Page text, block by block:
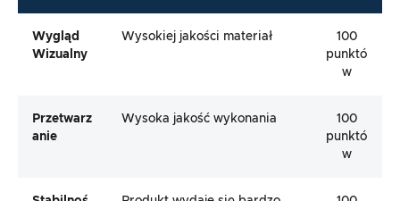
Wygląd
Wizualny
Wysokiej jakości materiał
100
punktó
w
Przetwarz
Anie
Wysoka jakość wykonania
100
punktó
w